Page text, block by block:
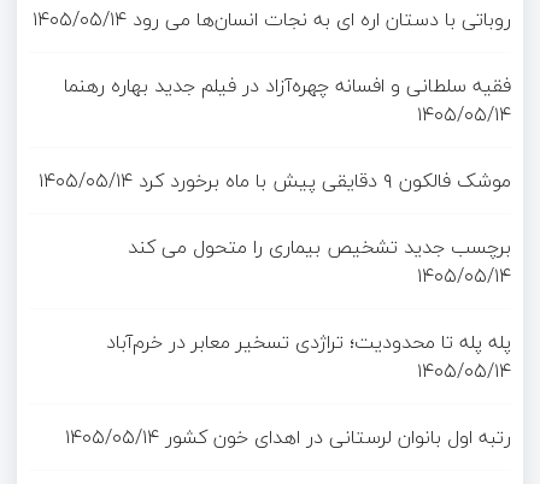
روباتی با دستان اره ای به نجات انسان‌ها می رود ۱۴۰۵/۰۵/۱۴
فقیه سلطانی و افسانه چهره‌آزاد در فیلم جدید بهاره رهنما
۱۴۰۵/۰۵/۱۴
موشک فالکون ۹ دقایقی پیش با ماه برخورد کرد
۱۴۰۵/۰۵/۱۴
برچسب جدید تشخیص بیماری را متحول می کند
۱۴۰۵/۰۵/۱۴
پله پله تا محدودیت؛ تراژدی تسخیر معابر در خرم‌آباد
۱۴۰۵/۰۵/۱۴
رتبه اول بانوان لرستانی در اهدای خون کشور ۱۴۰۵/۰۵/۱۴